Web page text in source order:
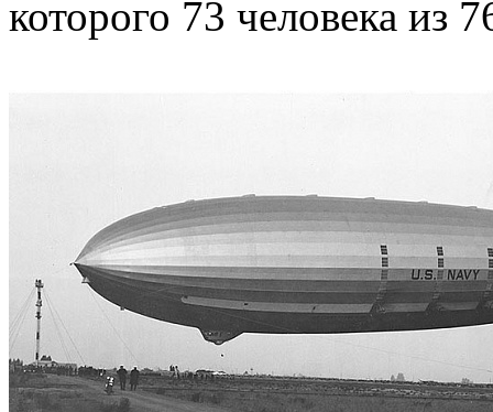
которого 73 человека из